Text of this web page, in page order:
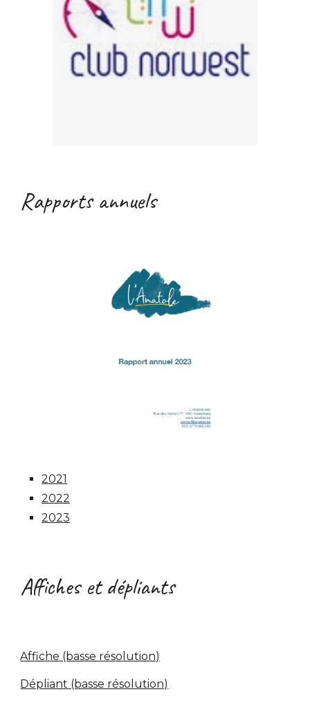
Rapports annuels
2021
2022
2023
Affiches et dépliants
Affiche (basse résolution)
Dépliant (basse résolution)